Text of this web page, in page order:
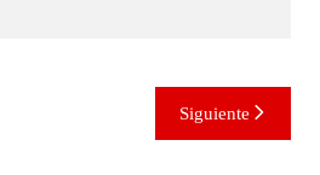
Siguiente